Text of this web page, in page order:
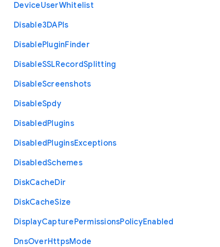
DeviceUserWhitelist
Disable3DAPIs
DisablePluginFinder
DisableSSLRecordSplitting
DisableScreenshots
DisableSpdy
DisabledPlugins
DisabledPluginsExceptions
DisabledSchemes
DiskCacheDir
DiskCacheSize
DisplayCapturePermissionsPolicyEnabled
DnsOverHttpsMode